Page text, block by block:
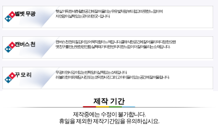
벨벳 무광
햇살 가득한 네츄럴한 공간에 잘 어울리는 우유빛처럼 부드럽고 따뜻한 느낌이며
자연광이 살짝 있는 곳이라면 굿~ 입니다.
캔버스 천
캔버스천 천의 질감이 있어 묵직함이 느껴집니다. 클래식한 공간에 잘 어울리며 다정한 오랜
옛친구를 만난듯한 편안함. 살짝 때가 타면 빈티지한 느낌이 더 잘 어울리는 소재입니다.
꾸 모 리
무광이면서 깊이있는 반짝임이 삶짝있는 소재입니다.
러블리한 야외웨딩사진 또는 코믹한사진 그리고 아이들이 있는 공간에 잘 어울립니다.
제작 기간
제작중에는 수정이 불가합니다.
휴일을 제외한 제작기간임을 유의하십시요.